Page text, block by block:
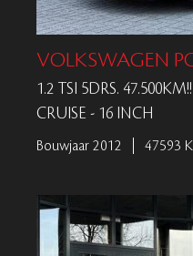
VOLKSWAGEN
1.2 TSI 5DRS.
CRUISE - 16 INCH
Bouwjaar 2012 47593